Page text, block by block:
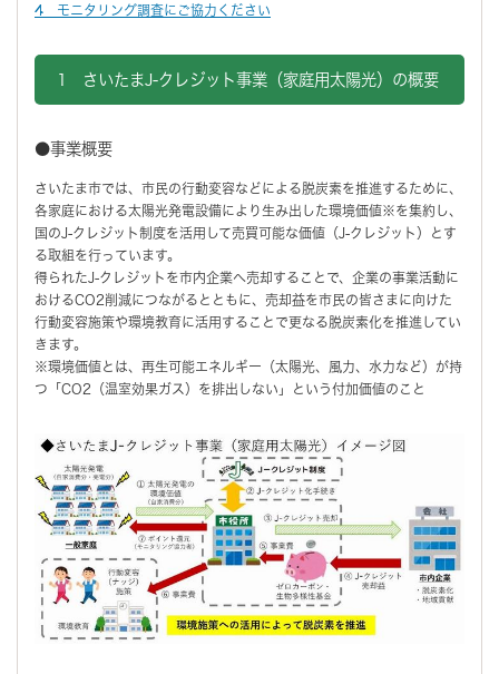
4 モニタリング調査にご協力ください
1 さいたまJ-クレジット事業（家庭用太陽光）の概要
●事業概要
さいたま市では、市民の行動変容などによる脱炭素を推進するために、
各家庭における太陽光発電設備により生み出した環境価値※を集約し、
国のJ-クレジット制度を活用して売買可能な価値（J-クレジット）とす
る取組を行っています。
得られたJ-クレジットを市内企業へ売却することで、企業の事業活動に
おけるCO2削減につながるとともに、売却益を市民の皆さまに向けた
行動変容施策や環境教育に活用することで更なる脱炭素化を推進してい
きます。
※環境価値とは、再生可能エネルギー（太陽光、風力、水力など）が持
つ「CO2（温室効果ガス）を排出しない」という付加価値のこと